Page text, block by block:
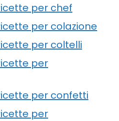
per chef
per colazione
per coltelli
per
per confetti
per